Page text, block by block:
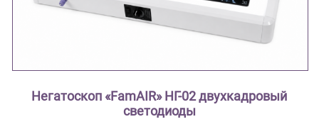
Негатоскоп «FamAIR» НГ-02 двухкадровый
светодиоды